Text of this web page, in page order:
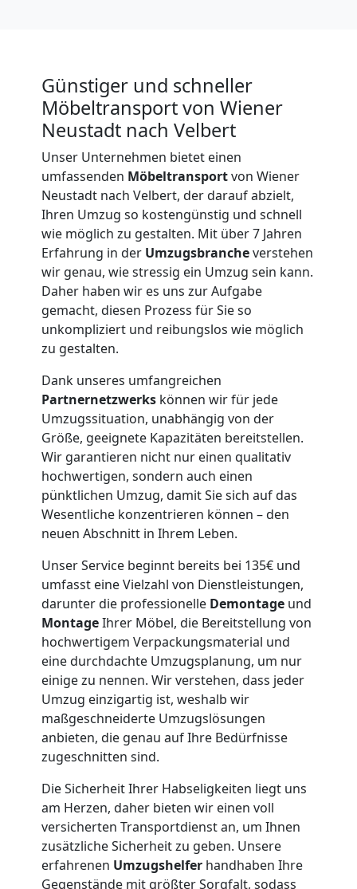
Günstiger und schneller
Möbeltransport von Wiener
Neustadt nach Velbert
Unser Unternehmen bietet einen
umfassenden Möbeltransportvon Wiener
Neustadt nach Velbert, der darauf abzielt,
Ihren Umzug so kostengünstig und schnell
wie möglich zu gestalten. Mit über 7 Jahren
Erfahrung in der Umzugsbrancheverstehen
wir genau, wie stressig ein Umzug sein kann.
Daher haben wir es uns zur Aufgabe
gemacht, diesen Prozess für Sie so
unkompliziert und reibungslos wie möglich
zu gestalten.
Dank unseres umfangreichen
Partnernetzwerks können wir für jede
Umzugssituation, unabhängig von der
Größe, geeignete Kapazitäten bereitstellen.
Wir garantieren nicht nur einen qualitativ
hochwertigen, sondern auch einen
pünktlichen Umzug, damit Sie sich auf das
Wesentliche konzentrieren können – den
neuen Abschnitt in Ihrem Leben.
Unser Service beginnt bereits bei 135€ und
umfasst eine Vielzahl von Dienstleistungen,
darunter die professionelle Demontage und
MontageIhrer Möbel, die Bereitstellung von
hochwertigem Verpackungsmaterial und
eine durchdachte Umzugsplanung, um nur
einige zu nennen. Wir verstehen, dass jeder
Umzug einzigartig ist, weshalb wir
maßgeschneiderte Umzugslösungen
anbieten, die genau auf Ihre Bedürfnisse
zugeschnitten sind.
Die Sicherheit Ihrer Habseligkeiten liegt uns
am Herzen, daher bieten wir einen voll
versicherten Transportdienst an, um Ihnen
zusätzliche Sicherheit zu geben. Unsere
erfahrenen Umzugshelfer handhaben Ihre
Gegenstände mit größter Sorgfalt, sodass
Umzugshelfer
Wiener
Neustadt
Möbeltaxi
Wiener
Neustadt
Kleintransport
Wiener
Neustadt